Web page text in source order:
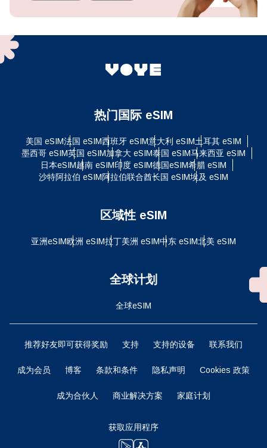
热门国际 eSIM
美国 eSIM法国 eSIM西班牙 eSIM意大利 eSIM土耳其 eSIM
墨西哥 eSIM英国 eSIM加拿大 eSIM泰国 eSIM马来西亚 eSIM
日本eSIM越南 eSIM印度 eSIM德国eSIM希腊 eSIM
沙特阿拉伯 eSIM阿拉伯联合酋长国 eSIM埃及 eSIM
区域性 eSIM
亚洲eSIM欧洲 eSIM拉丁美洲 eSIM中东 eSIM北美 eSIM
全球计划
全球eSIM
推荐好友即可获得奖励 支持 支持的设备 联系我们
成为会员 博客 条款和条件 隐私声明 Cookies 政策
成为合伙人 商业解决方案 家庭计划
获取应用程序